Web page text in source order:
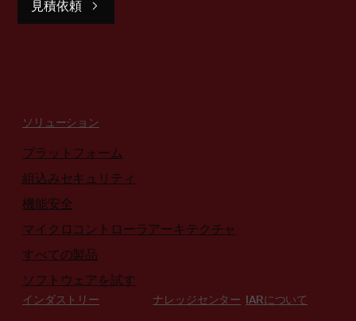
見積依頼
ソリューション
プラットフォーム
組込みセキュリティ
機能安全
マイクロコントローラアーキテクチャ
すべての製品
ソフトウェアを試す
インダストリー ナレッジセンター IARについて